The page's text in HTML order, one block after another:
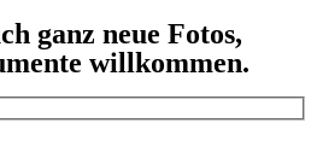
ganz neue Fotos,
willkommen.